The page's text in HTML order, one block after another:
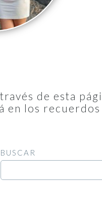
de esta
en los
BUSCAR